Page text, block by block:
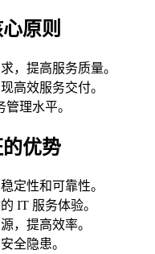
原则
提高服务质量。
效服务交付。
理水平。
优势
性和可靠性。
IT 服务体验。
提高效率。
全隐患。